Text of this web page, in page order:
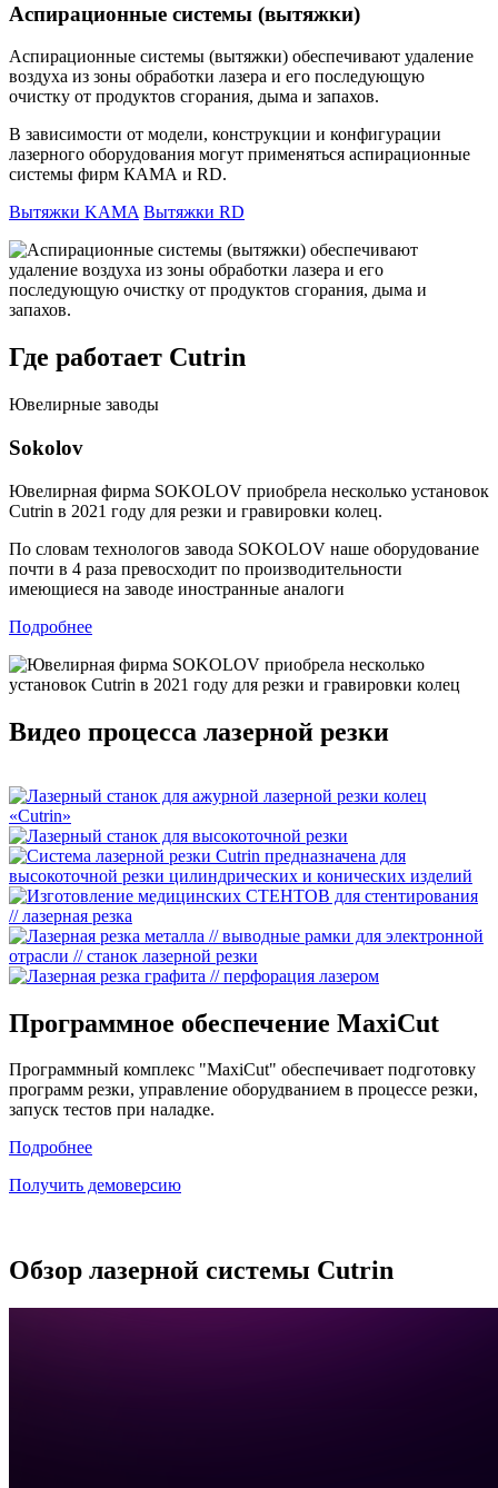
Аспирационные системы (вытяжки)
Аспирационные системы (вытяжки) обеспечивают удаление
воздуха из зоны обработки лазера и его последующую
очистку от продуктов сгорания, дыма и запахов.
В зависимости от модели, конструкции и конфигурации
лазерного оборудования могут применяться аспирационные
системы фирм КАМА и RD.
Вытяжки KAMA Вытяжки RD
Где работает Cutrin
Ювелирные заводы
Sokolov
Ювелирная фирма SOKOLOV приобрела несколько установок
Cutrin в 2021 году для резки и гравировки колец.
По словам технологов завода SOKOLOV наше оборудование
почти в 4 раза превосходит по производительности
имеющиеся на заводе иностранные аналоги
Подробнее
Видео процесса лазерной резки
Программное обеспечение MaxiCut
Программный комплекс "MaxiCut" обеспечивает подготовку
программ резки, управление оборудванием в процессе резки,
запуск тестов при наладке.
Подробнее
Получить демоверсию
Обзор лазерной системы Cutrin